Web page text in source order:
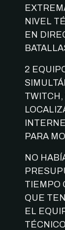
NIVEL
EN
2
PARA
NO
TIEMPO
QUE
EL